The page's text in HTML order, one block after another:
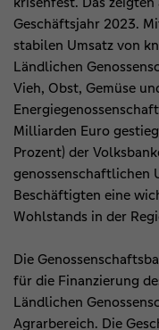
Geschäftsjahr 2023.
stabilen Umsatz von
Ländlichen
Vieh, Obst, Gemüse
Milliarden Euro
Prozent) der
genossenschaftlichen
Beschäftigten eine
Wohlstands in der
Die
für die Finanzierung
Ländlichen
Agrarbereich. Die